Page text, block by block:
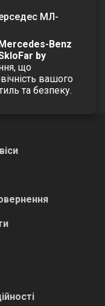
МЛ-
Benz
by
що
вашого
та безпеку.